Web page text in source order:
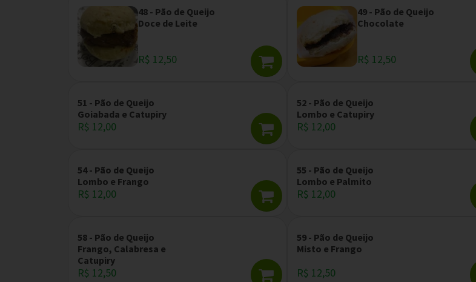
48 - Pão de Queijo
Doce de Leite
R$ 12,50
49 - Pão de Queijo
Chocolate
R$ 12,50
51 - Pão de Queijo
Goiabada e Catupiry
R$ 12,00
52 - Pão de Queijo
Lombo e Catupiry
R$ 12,00
54 - Pão de Queijo
Lombo e Frango
R$ 12,00
55 - Pão de Queijo
Lombo e Palmito
R$ 12,00
58 - Pão de Queijo
Frango, Calabresa e
Catupiry
R$ 12,50
59 - Pão de Queijo
Misto e Frango
R$ 12,50